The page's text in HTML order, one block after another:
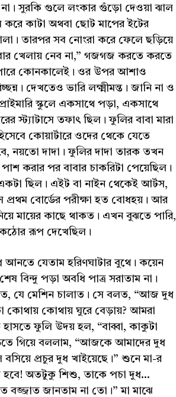
না। সুরকি গুলে লংকার গুঁড়ো দেওয়া ঝাল
কাটা অথবা ছোট মাপের ইটের
তারপর সব নোংরা করে ফেলে ছড়িয়ে
খেলায় নেব না,” গজগজ করতে করতে
কোনকালেই। ওর উপর আশাও
দেখতেও ভারি লক্ষ্মীমন্ত। জানি না ও
স্কুলে একসাথে পড়া, একসাথে
স্ট্যাটাসে তফাৎ ছিল। ফুলির বাবা মারা
কোয়ার্টারে ওদের থেকে যেতে
নয়তো দাদা। ফুলির দাদা তারক তখন
করার পর বাবার চাকরিটা পেয়েছিল।
একটা ছিল। এইট বা নাইন থেকেই আর্টস,
প্রথম বোর্ডের পরীক্ষা হত বোধহয়। আর
মায়ের কাছে থাকত। এখন বুঝতে পারি,
রূপ দেখেছিল।
যেতাম হরিণঘাটার বুথে। কয়েন
বিন্দু পড়া অবধি পাত্র সরাতাম না।
যে মেশিন চালাত। সে বলত, “আজ দুধ
কোথায় কোথায় ঘুরে বেড়ায়? আমরা
ফুলি উদয় হল, “বাব্বা, কাকুটা
গিয়ে বললাম, “আজকে আমাদের দুধ
প্রচুর দুধ খাইয়েছে।” শুনে মা-র
হবে! অতটুকু শিশু, তাকে পচা দুধ...
জানতাম না তো।” মা মাঝে